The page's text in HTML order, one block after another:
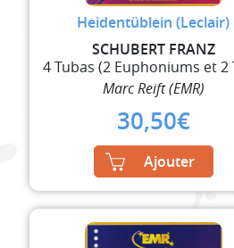
Heidentüblein (Leclair)
SCHUBERT FRANZ
Marc Reift (EMR)
30,50€
Ajouter